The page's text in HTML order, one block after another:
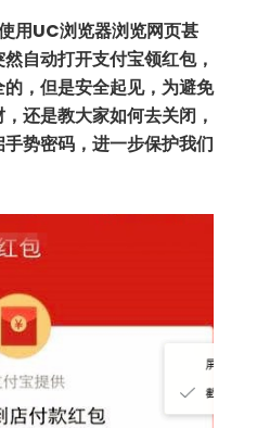
用UC浏览器浏览网页甚
自动打开支付宝领红包，
，但是安全起见，为避免
还是教大家如何去关闭，
势密码，进一步保护我们